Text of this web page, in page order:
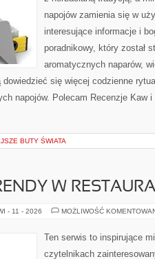
napojów zamienia się w
interesujące informacje i
poradnikowy, który został
aromatycznych naparów,
się więcej codzienne
napojów. Polecam Recenzje Kaw
BUTY ŚWIATA
W
- 11 - 2026 MOŻLIWOŚĆ
Ten serwis to inspirujące
czytelnikach